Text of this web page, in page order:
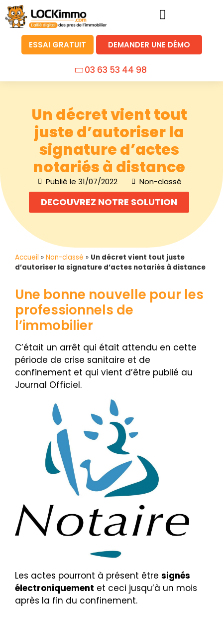
ESSAI GRATUIT DEMANDER UNE DÉMO
03 63 53 44 98
Un décret vient tout
juste d’autoriser la
signature d’actes
notariés à distance
Publié le 31/07/2022 Non-classé
DECOUVREZ NOTRE SOLUTION
Accueil » Non-classé » Un décret vient tout juste
d’autoriser la signature d’actes notariés à distance
Une bonne nouvelle pour les
professionnels de
l’immobilier
C’était un arrêt qui était attendu en cette
période de crise sanitaire et de
confinement et qui vient d’être publié au
Journal Officiel.
Les actes pourront à présent être signés
électroniquement et ceci jusqu’à un mois
après la fin du confinement.